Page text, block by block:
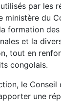
par les
ministère du
formation
et la
tout en
congolais.
le Conseil
une